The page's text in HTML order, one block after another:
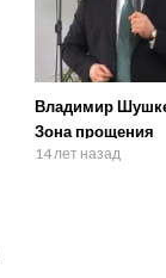
Владимир
Зона прощения
14 лет назад